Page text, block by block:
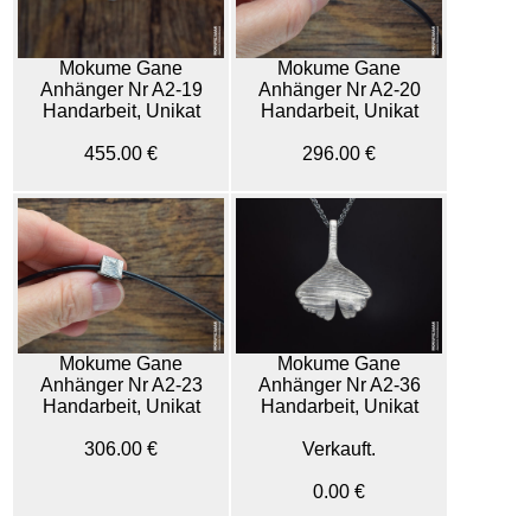
Mokume Gane
Anhänger Nr A2-19
Handarbeit, Unikat
455.00 €
Mokume Gane
Anhänger Nr A2-20
Handarbeit, Unikat
296.00 €
Mokume Gane
Anhänger Nr A2-23
Handarbeit, Unikat
306.00 €
Mokume Gane
Anhänger Nr A2-36
Handarbeit, Unikat
Verkauft.
0.00 €